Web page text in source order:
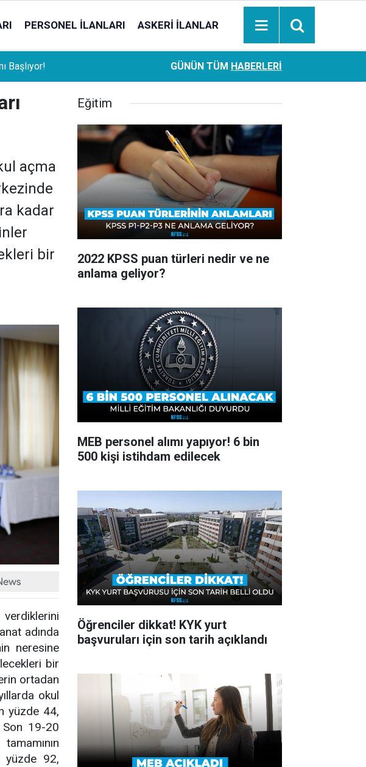
PERSONEL İLANLARI ASKERI İLANLAR
Artıyor!
Ziraat Bankası başvuran emeklilere hemen ödeme
hesaplara geçiyor
GÜNÜN TÜM HABERLERI
açma
kadar
bir
adında
neresine
bir
ortadan
okul
yüzde 44,
Son 19-20
yüzde 92,
Eğitim
2022 KPSS puan türleri nedir ve ne
anlama geliyor?
MEB personel alımı yapıyor! 6 bin
500 kişi istihdam edilecek
Öğrenciler dikkat! KYK yurt
başvuruları için son tarih açıklandı